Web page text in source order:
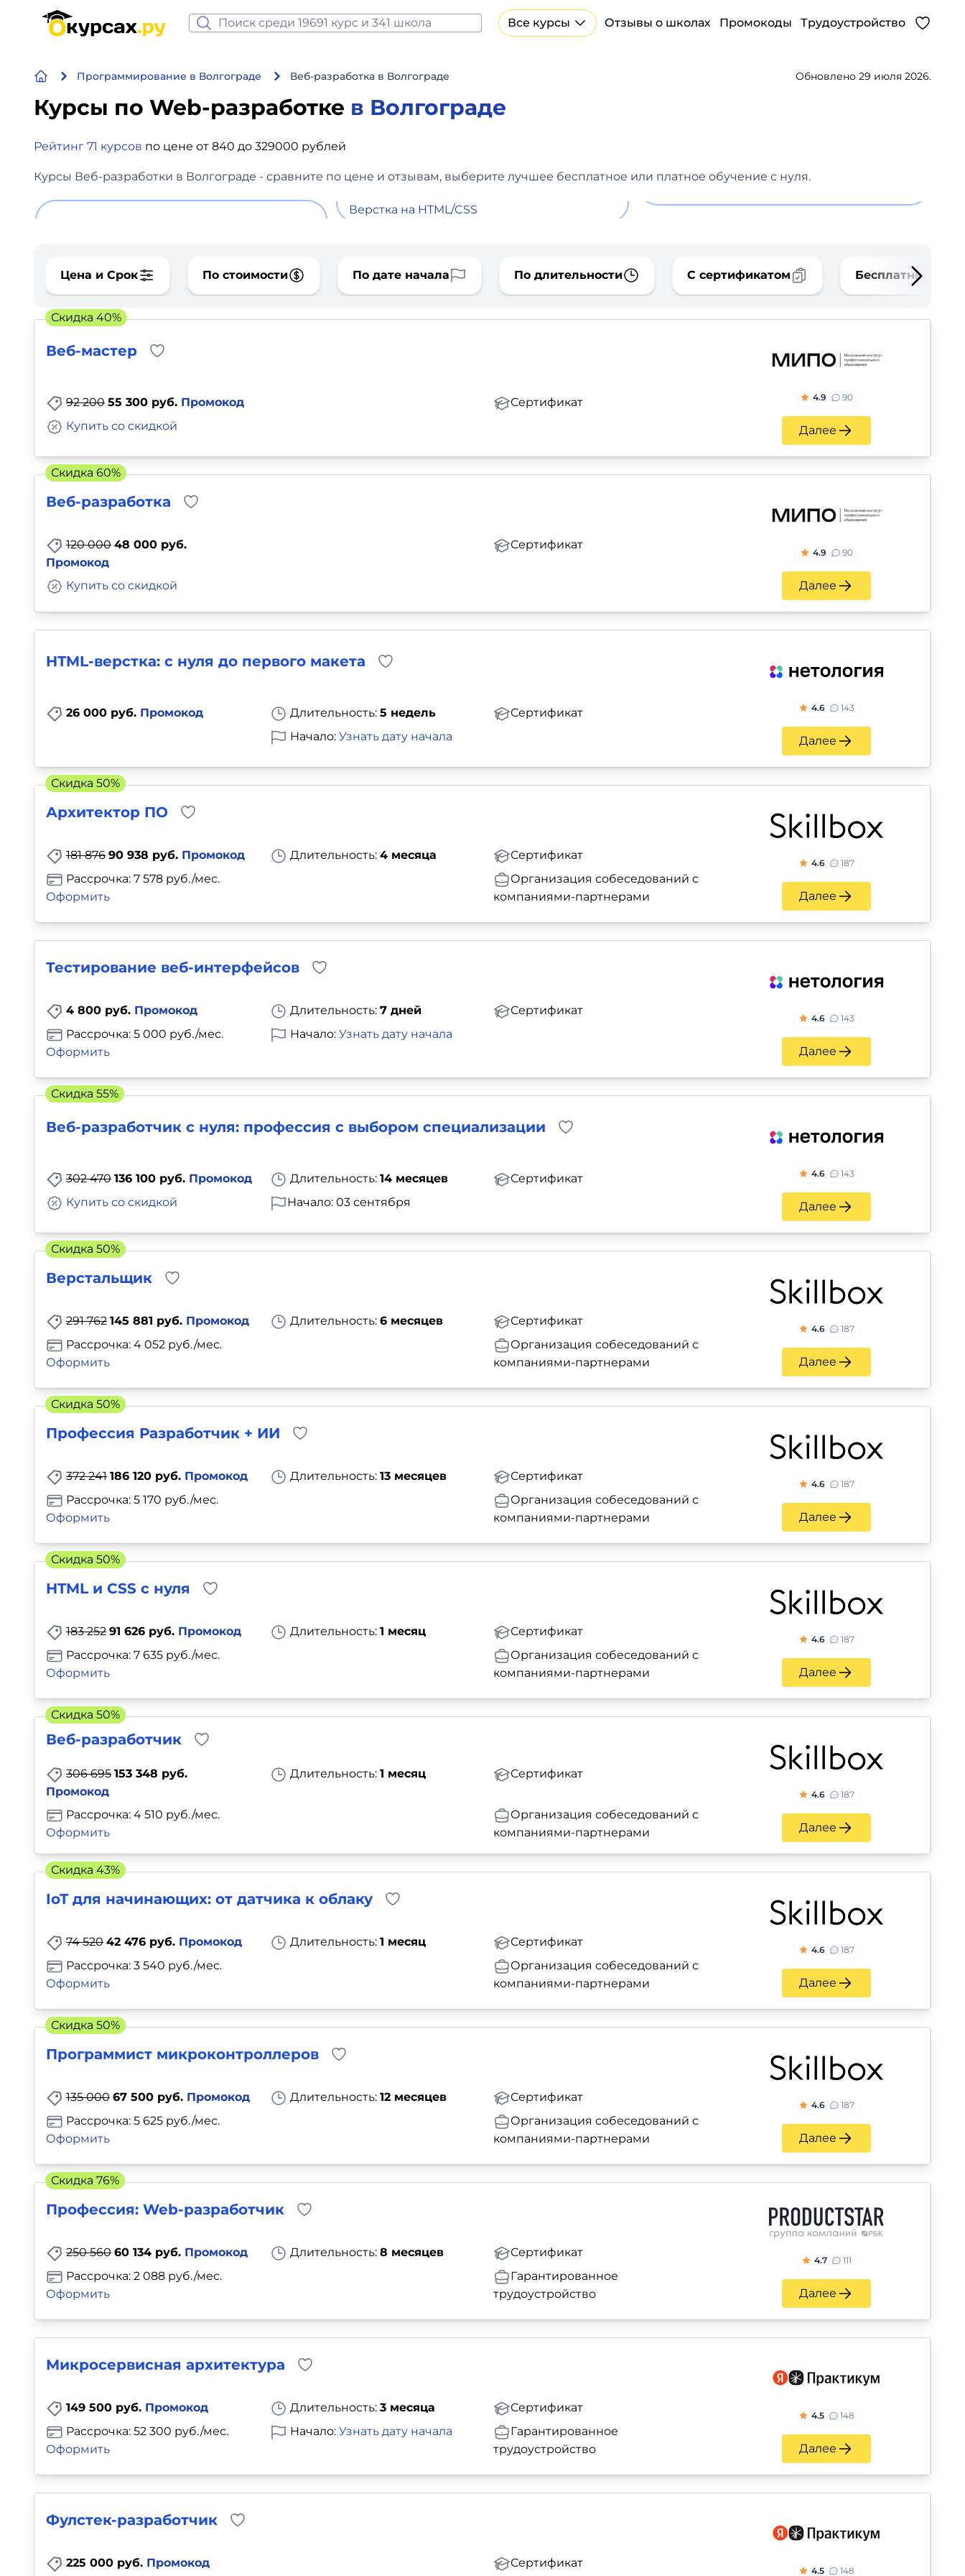
Все курсы Отзывы о школах Промокоды Трудоустройство
Программирование в Волгограде Веб-разработка в Волгограде Обновлено 29 июля 2026.
Курсы по Web-разработке в Волгограде
Рейтинг 71 курсов по цене от 840 до 329000 рублей
Курсы Веб-разработки в Волгограде - сравните по цене и отзывам, выберите лучшее бесплатное или платное обучение с нуля.
Верстка на HTML/CSS
Цена и Срок По стоимости По дате начала По длительности С сертификатом Бесплатные
Веб-мастер
92 200 55 300 руб. Промокод
Сертификат
Купить со скидкой
4.9 90
Далее
Скидка 40%
Веб-разработка
120 000 48 000 руб.
Промокод
Сертификат
Купить со скидкой
4.9 90
Далее
Скидка 60%
HTML-верстка: с нуля до первого макета
26 000 руб. Промокод Длительность: 5 недель
Сертификат
Начало: Узнать дату начала
4.6 143
Далее
Архитектор ПО
181 876 90 938 руб. Промокод Длительность: 4 месяца
Сертификат
Рассрочка: 7 578 руб./мес.
Оформить
Организация собеседований с
компаниями-партнерами
4.6 187
Далее
Скидка 50%
Тестирование веб-интерфейсов
4 800 руб. Промокод Длительность: 7 дней
Сертификат
Рассрочка: 5 000 руб./мес.
Оформить
Начало: Узнать дату начала
4.6 143
Далее
Веб-разработчик с нуля: профессия с выбором специализации
302 470 136 100 руб. Промокод Длительность: 14 месяцев
Сертификат
Купить со скидкой
Начало: 03 сентября
4.6 143
Далее
Скидка 55%
Верстальщик
291 762 145 881 руб. Промокод Длительность: 6 месяцев
Сертификат
Рассрочка: 4 052 руб./мес.
Оформить
Организация собеседований с
компаниями-партнерами
4.6 187
Далее
Скидка 50%
Профессия Разработчик + ИИ
372 241 186 120 руб. Промокод Длительность: 13 месяцев
Сертификат
Рассрочка: 5 170 руб./мес.
Оформить
Организация собеседований с
компаниями-партнерами
4.6 187
Далее
Скидка 50%
HTML и CSS с нуля
183 252 91 626 руб. Промокод Длительность: 1 месяц
Сертификат
Рассрочка: 7 635 руб./мес.
Оформить
Организация собеседований с
компаниями-партнерами
4.6 187
Далее
Скидка 50%
Веб-разработчик
306 695 153 348 руб.
Промокод
Длительность: 1 месяц Сертификат
Рассрочка: 4 510 руб./мес.
Оформить
Организация собеседований с
компаниями-партнерами
4.6 187
Далее
Скидка 50%
IoT для начинающих: от датчика к облаку
74 520 42 476 руб. Промокод Длительность: 1 месяц
Сертификат
Рассрочка: 3 540 руб./мес.
Оформить
Организация собеседований с
компаниями-партнерами
4.6 187
Далее
Скидка 43%
Программист микроконтролле­ров
135 000 67 500 руб. Промокод Длительность: 12 месяцев
Сертификат
Рассрочка: 5 625 руб./мес.
Оформить
Организация собеседований с
компаниями-партнерами
4.6 187
Далее
Скидка 50%
Профессия: Web-разработчик
250 560 60 134 руб. Промокод Длительность: 8 месяцев
Сертификат
Рассрочка: 2 088 руб./мес.
Оформить
Гарантированное
трудоустройство
4.7 111
Далее
Скидка 76%
Микросервисная архитектура
149 500 руб. Промокод Длительность: 3 месяца
Сертификат
Рассрочка: 52 300 руб./мес.
Оформить
Начало: Узнать дату начала
Гарантированное
трудоустройство
4.5 148
Далее
Фулстек-разработчик
225 000 руб. Промокод Сертификат
4.5 148
Программирование
Бизнес и финансы
Дизайн
Аналитика
Маркетинг
Иностранный язык
Для детей
Психология и саморазвитие
Прочее
Репетиторы
Курсы по нейросетям
Бесплатно